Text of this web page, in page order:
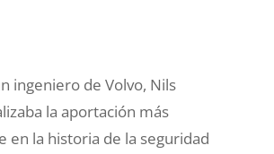
ingeniero de Volvo, Nils
la aportación más
en la historia de la seguridad